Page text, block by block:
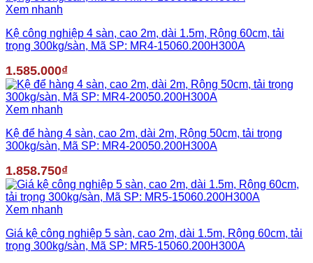
Xem nhanh
Kệ công nghiệp 4 sàn, cao 2m, dài 1.5m, Rộng 60cm, tải
trọng 300kg/sàn, Mã SP: MR4-15060.200H300A
1.585.000₫
Xem nhanh
Kệ để hàng 4 sàn, cao 2m, dài 2m, Rộng 50cm, tải trọng
300kg/sàn, Mã SP: MR4-20050.200H300A
1.858.750₫
Xem nhanh
Giá kệ công nghiệp 5 sàn, cao 2m, dài 1.5m, Rộng 60cm, tải
trọng 300kg/sàn, Mã SP: MR5-15060.200H300A